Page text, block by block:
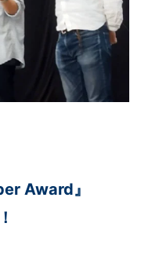
Award』